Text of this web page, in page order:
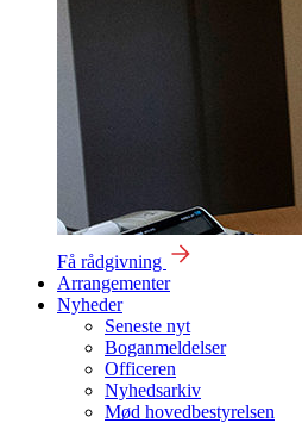
Få rådgivning
Arrangementer
Nyheder
Seneste nyt
Boganmeldelser
Officeren
Nyhedsarkiv
Mød hovedbestyrelsen